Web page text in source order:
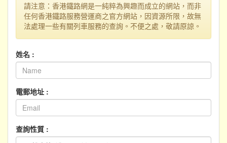
請注意：香港鐵路網是一純粹為興趣而成立的網站，而非
任何香港鐵路服務營運商之官方網站，因資源所限，故無
法處理一些有關列車服務的查詢。不便之處，敬請原諒。
姓名 :
電郵地址 :
查詢性質 :